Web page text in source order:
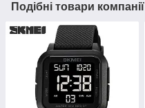
Подібні товари компанії